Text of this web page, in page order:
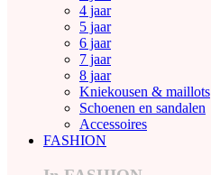
4 jaar
5 jaar
6 jaar
7 jaar
8 jaar
Kniekousen & maillots
Schoenen en sandalen
Accessoires
FASHION